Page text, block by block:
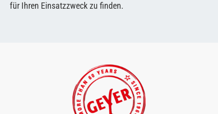
für Ihren Einsatzzweck zu finden.